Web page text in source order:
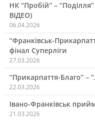
НК “Пробій” –
ВІДЕО)
06.04.2026
“Франківськ-
фінал Суперліги
27.03.2026
“Прикарпаття-Благо” –
22.03.2026
Івано-Франківськ
21.03.2026